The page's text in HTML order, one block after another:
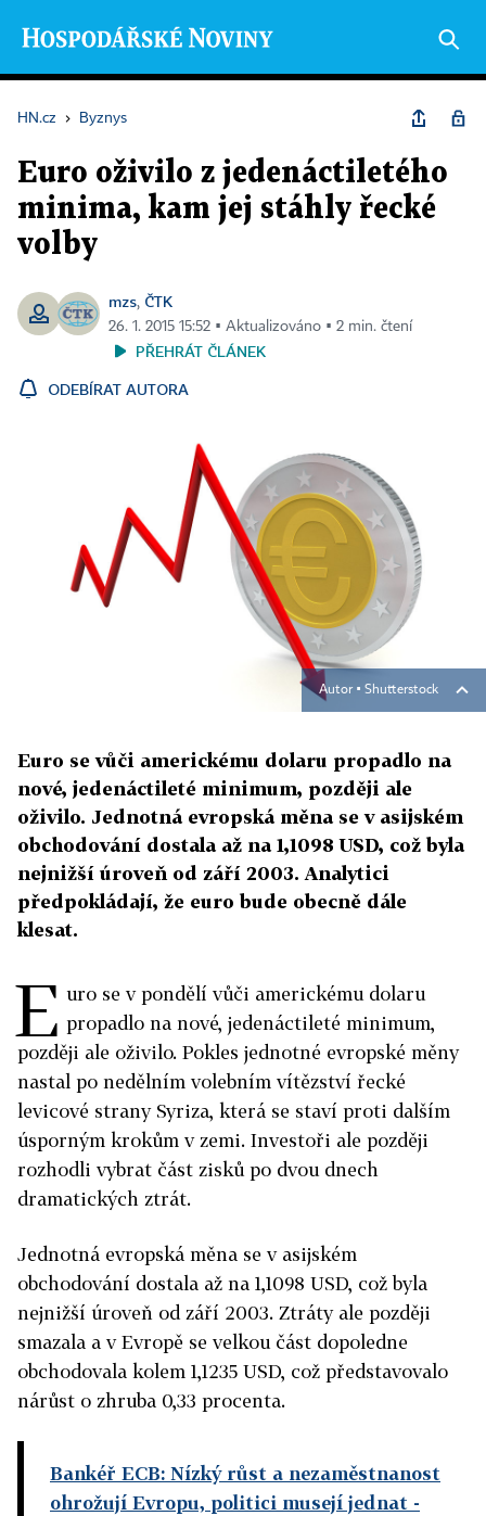
HN.cz › Byznys
Euro oživilo z jedenáctiletého
minima, kam jej stáhly řecké
volby
mzs, ČTK
26. 1. 2015 15:52 ▪ Aktualizováno ▪ 2 min. čtení
PŘEHRÁT ČLÁNEK
ODEBÍRAT AUTORA
Autor ▪ Shutterstock
Euro se vůči americkému dolaru propadlo na
nové, jedenáctileté minimum, později ale
oživilo. Jednotná evropská měna se v asijském
obchodování dostala až na 1,1098 USD, což byla
nejnižší úroveň od září 2003. Analytici
předpokládají, že euro bude obecně dále
klesat.
E uro se v pondělí vůči americkému dolaru
propadlo na nové, jedenáctileté minimum,
později ale oživilo. Pokles jednotné evropské měny
nastal po nedělním volebním vítězství řecké
levicové strany Syriza, která se staví proti dalším
úsporným krokům v zemi. Investoři ale později
rozhodli vybrat část zisků po dvou dnech
dramatických ztrát.
Jednotná evropská měna se v asijském
obchodování dostala až na 1,1098 USD, což byla
nejnižší úroveň od září 2003. Ztráty ale později
smazala a v Evropě se velkou část dopoledne
obchodovala kolem 1,1235 USD, což představovalo
nárůst o zhruba 0,33 procenta.
Bankéř ECB: Nízký růst a nezaměstnanost
ohrožují Evropu, politici musejí jednat -